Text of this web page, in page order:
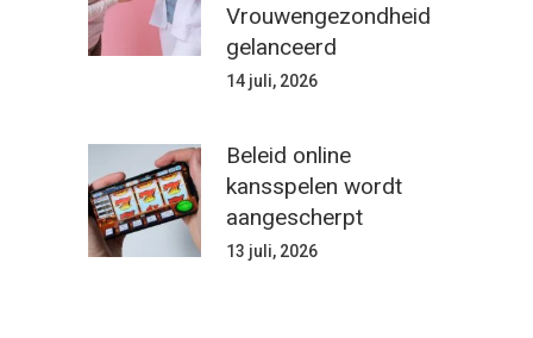
Vrouwengezondheid
gelanceerd
14 juli, 2026
Beleid online
kansspelen wordt
aangescherpt
13 juli, 2026